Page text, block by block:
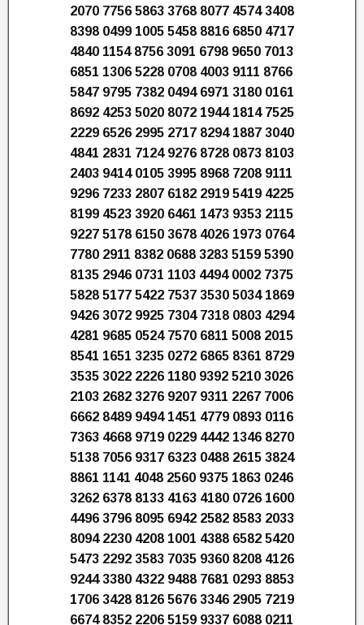
2070 7756 5863 3768 8077 4574 3408
8398 0499 1005 5458 8816 6850 4717
4840 1154 8756 3091 6798 9650 7013
6851 1306 5228 0708 4003 9111 8766
5847 9795 7382 0494 6971 3180 0161
8692 4253 5020 8072 1944 1814 7525
2229 6526 2995 2717 8294 1887 3040
4841 2831 7124 9276 8728 0873 8103
2403 9414 0105 3995 8968 7208 9111
9296 7233 2807 6182 2919 5419 4225
8199 4523 3920 6461 1473 9353 2115
9227 5178 6150 3678 4026 1973 0764
7780 2911 8382 0688 3283 5159 5390
8135 2946 0731 1103 4494 0002 7375
5828 5177 5422 7537 3530 5034 1869
9426 3072 9925 7304 7318 0803 4294
4281 9685 0524 7570 6811 5008 2015
8541 1651 3235 0272 6865 8361 8729
3535 3022 2226 1180 9392 5210 3026
2103 2682 3276 9207 9311 2267 7006
6662 8489 9494 1451 4779 0893 0116
7363 4668 9719 0229 4442 1346 8270
5138 7056 9317 6323 0488 2615 3824
8861 1141 4048 2560 9375 1863 0246
3262 6378 8133 4163 4180 0726 1600
4496 3796 8095 6942 2582 8583 2033
8094 2230 4208 1001 4388 6582 5420
5473 2292 3583 7035 9360 8208 4126
9244 3380 4322 9488 7681 0293 8853
1706 3428 8126 5676 3346 2905 7219
6674 8352 2206 5159 9337 6088 0211